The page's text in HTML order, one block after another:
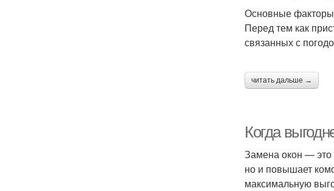
Основные
Перед тем как
связанных с
читать дальше →
Когда
Замена окон — это
но и повышает
максимальную